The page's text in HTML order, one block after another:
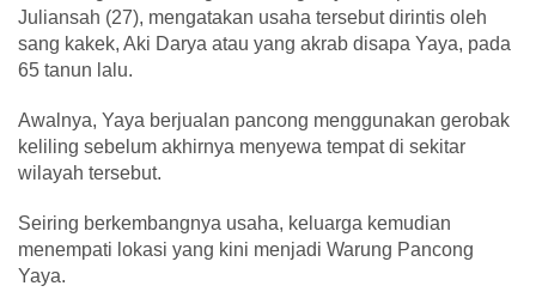
Juliansah (27), mengatakan usaha tersebut dirintis oleh
sang kakek, Aki Darya atau yang akrab disapa Yaya, pada
65 tanun lalu.
Awalnya, Yaya berjualan pancong menggunakan gerobak
keliling sebelum akhirnya menyewa tempat di sekitar
wilayah tersebut.
Seiring berkembangnya usaha, keluarga kemudian
menempati lokasi yang kini menjadi Warung Pancong
Yaya.